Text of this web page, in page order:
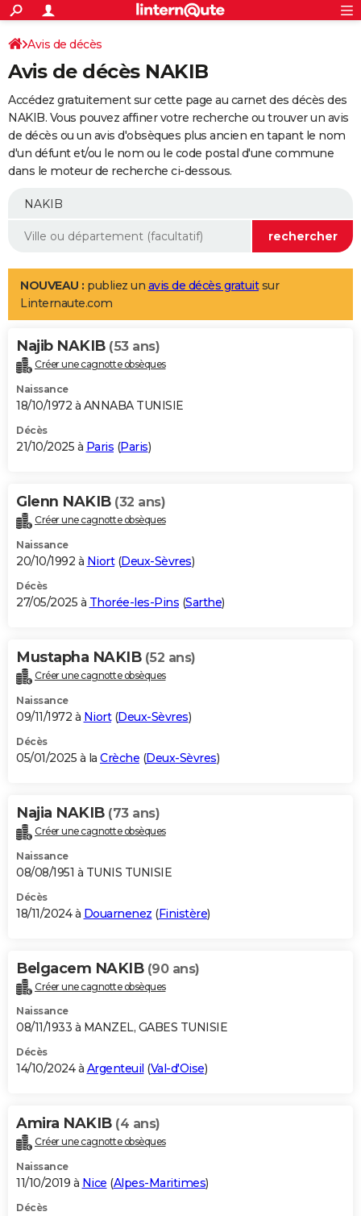
ACTUALITÉS
Politique
Société
Faits Divers
Education
Monde
Villes
+
SPORT
Coupe du monde 2026
Football
Tennis
Cyclisme
Rugby
Forum
Programme TV
TNT
Streaming
Cinéma
Sorties cinéma
Musique
+
FINANCE
Retraite
Impôts
Epargne
Immobilier
Risques naturels par ville
Banque
Assurance
Crédit
AUTO
Essais
Réserver un essai
Citadines
Berlines
SUV
Forum auto
+
Mobiles
Meilleur smartphone
Internet
Ordinateurs
Jeux vidéo
Guide high-tech
Aménagement intérieur
LIFESTYLE
Art de vivre
Bien-être
Loisirs
Mode
Modes de vie
Alimentation
Guide de la santé
Maladies
Médicaments
Sommeil
VOYAGE
Destinations
City break
Voyage nature
Voyage de noces
Forum
Climat
+PHOTO
GUIDES D'ACHAT
BONS PLANS
Carte de Noël
Carte Bonne année
Carte Saint-Valentin
Carte Pâques
Carte d'anniversaire
DICTIONNAIRE
Dictionnaire
Biographies
Citations
Expressions
Proverbes
PROGRAMME TV
S'inscrire
Se connecter
Lycées
Collèges
Primaires
Universités
Entreprises
Service militaire
Avis de recherche
AVIS DE DÉCÈS
Bricolage
Lifestyle
Culture
Sport
Auto
Television
Voyage
Cinema
Avis de décès
Avis de décès NAKIB
Accédez gratuitement sur cette page au carnet des décès des
NAKIB. Vous pouvez affiner votre recherche ou trouver un avis
de décès ou un avis d'obsèques plus ancien en tapant le nom
d'un défunt et/ou le nom ou le code postal d'une commune
dans le moteur de recherche ci-dessous.
NOUVEAU : publiez un avis de décès gratuitsur
Linternaute.com
Najib NAKIB (53 ans)
Créer une cagnotte obsèques
Naissance
18/10/1972 à ANNABA TUNISIE
Décès
21/10/2025 à Paris (Paris)
Glenn NAKIB (32 ans)
Créer une cagnotte obsèques
Naissance
20/10/1992 à Niort(Deux-Sèvres)
Décès
27/05/2025 à Thorée-les-Pins (Sarthe)
Mustapha NAKIB (52 ans)
Créer une cagnotte obsèques
Naissance
09/11/1972 à Niort(Deux-Sèvres)
Décès
05/01/2025 à la Crèche (Deux-Sèvres)
Najia NAKIB (73 ans)
Créer une cagnotte obsèques
Naissance
08/08/1951 à TUNIS TUNISIE
Décès
18/11/2024 à Douarnenez (Finistère)
Belgacem NAKIB (90 ans)
Créer une cagnotte obsèques
Naissance
08/11/1933 à MANZEL, GABES TUNISIE
Décès
14/10/2024 à Argenteuil (Val-d'Oise)
Amira NAKIB (4 ans)
Créer une cagnotte obsèques
Naissance
11/10/2019 à Nice (Alpes-Maritimes)
Décès